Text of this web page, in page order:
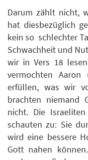
Darum zählt nicht,
hat diesbezüglich
kein so schlechter
Schwachheit und
wir in Vers 18
vermochten
erfüllen, was wir
brachten niemand
nicht. Die
schauten zu: Sie
wird eine bessere
Gott nahen